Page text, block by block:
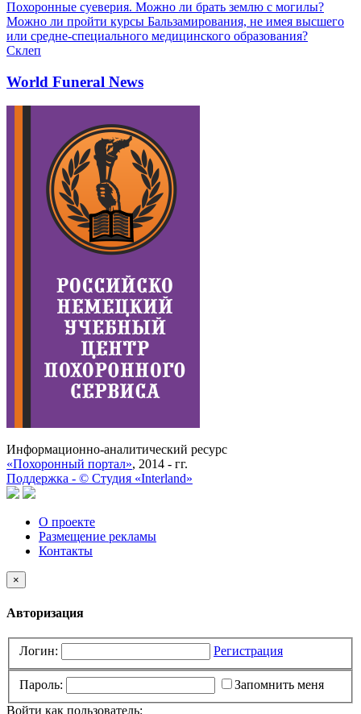
Похоронные суеверия. Можно ли брать землю с могилы?
Можно ли пройти курсы Бальзамирования, не имея высшего
или средне-специального медицинского образования?
Склеп
World Funeral News
Информационно-аналитический ресурс
«Похоронный портал», 2014 - гг.
Поддержка - © Cтудия «Interland»
О проекте
Размещение рекламы
Контакты
×
Авторизация
Логин: Регистрация
Пароль:
Запомнить меня
Войти как пользователь: